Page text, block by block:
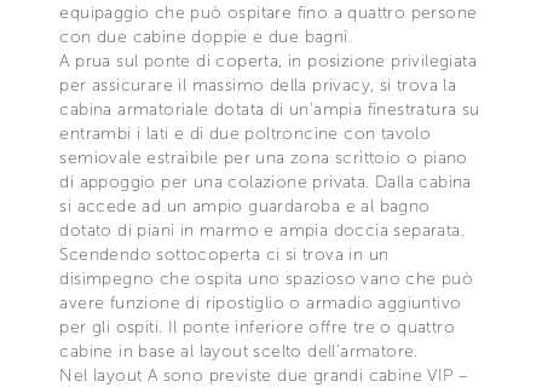
equipaggio che può ospitare fino a quattro persone
con due cabine doppie e due bagni.
A prua sul ponte di coperta, in posizione privilegiata
per assicurare il massimo della privacy, si trova la
cabina armatoriale dotata di un’ampia finestratura su
entrambi i lati e di due poltroncine con tavolo
semiovale estraibile per una zona scrittoio o piano
di appoggio per una colazione privata. Dalla cabina
si accede ad un ampio guardaroba e al bagno
dotato di piani in marmo e ampia doccia separata.
Scendendo sottocoperta ci si trova in un
disimpegno che ospita uno spazioso vano che può
avere funzione di ripostiglio o armadio aggiuntivo
per gli ospiti. Il ponte inferiore offre tre o quattro
cabine in base al layout scelto dell’armatore.
Nel layout A sono previste due grandi cabine VIP –